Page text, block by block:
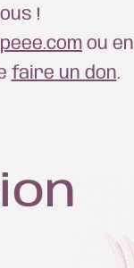
!
ou en
faire un don.